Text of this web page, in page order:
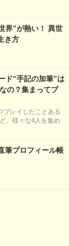
界”が熱い！ 異世
き方
ド“手記の加筆”は
の？集まってプ
プレイしたことある
、様々な4人を集め
筆プロフィール帳